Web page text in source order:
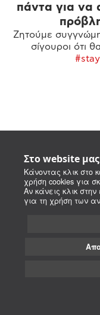
Στο website
Κάνοντας κλικ στο
χρήση cookies για
Αν κάνεις κλικ
για τη χρήση των
πάντα για να
Ζητούμε
σίγουροι ότι